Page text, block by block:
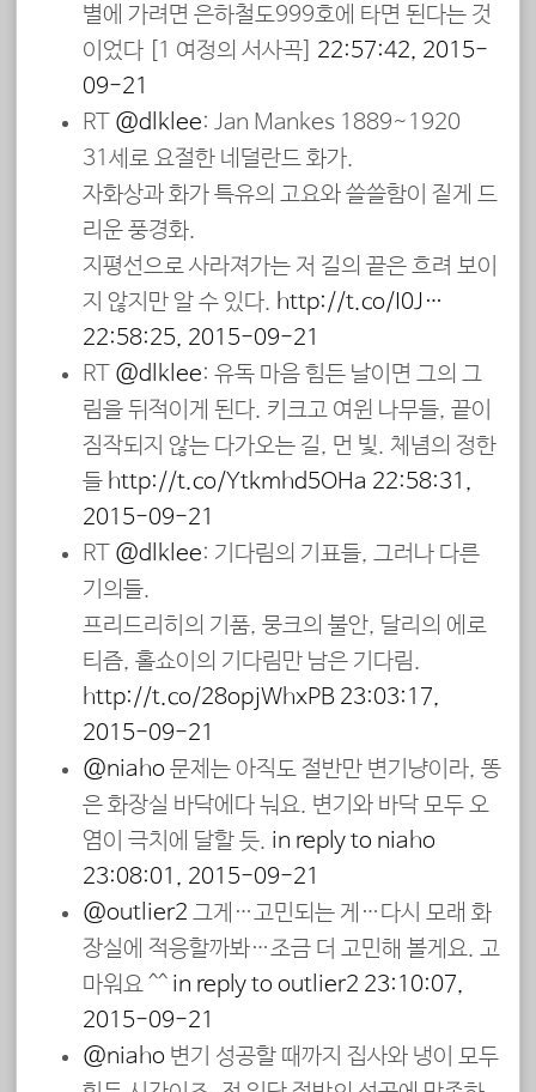
별에 가려면 은하철도999호에 타면 된다는 것
이었다 [1 여정의 서사곡] 22:57:42, 2015-
09-21
RT @dlklee: Jan Mankes 1889~1920
31세로 요절한 네덜란드 화가.
자화상과 화가 특유의 고요와 쓸쓸함이 짙게 드
리운 풍경화.
지평선으로 사라져가는 저 길의 끝은 흐려 보이
지 않지만 알 수 있다. http://t.co/I0J…
22:58:25, 2015-09-21
RT @dlklee: 유독 마음 힘든 날이면 그의 그
림을 뒤적이게 된다. 키크고 여윈 나무들, 끝이
짐작되지 않는 다가오는 길, 먼 빛. 체념의 정한
들 http://t.co/Ytkmhd5OHa 22:58:31,
2015-09-21
RT @dlklee: 기다림의 기표들, 그러나 다른
기의들.
프리드리히의 기품, 뭉크의 불안, 달리의 에로
티즘, 홀쇼이의 기다림만 남은 기다림.
http://t.co/28opjWhxPB 23:03:17,
2015-09-21
@niaho 문제는 아직도 절반만 변기냥이라, 똥
은 화장실 바닥에다 눠요. 변기와 바닥 모두 오
염이 극치에 달할 듯. in reply to niaho
23:08:01, 2015-09-21
@outlier2 그게…고민되는 게…다시 모래 화
장실에 적응할까봐…조금 더 고민해 볼게요. 고
마워요 ^^ in reply to outlier2 23:10:07,
2015-09-21
@niaho 변기 성공할 때까지 집사와 냉이 모두